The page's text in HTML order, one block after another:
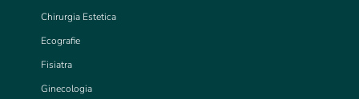
Chirurgia Estetica
Ecografie
Fisiatra
Ginecologia